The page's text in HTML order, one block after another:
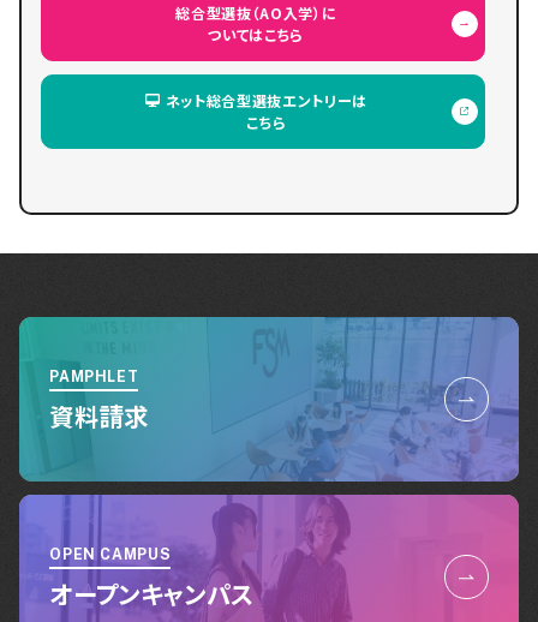
総合型選抜（AO入学）に
ついてはこちら
ネット総合型選抜エントリーは
こちら
PAMPHLET
資料請求
OPEN CAMPUS
オープンキャンパス